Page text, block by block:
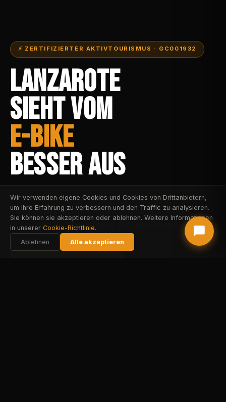
⚡ ZERTIFIZIERTER AKTIVTOURISMUS · GC001932
LANZAROTE
SIEHT VOM
E-BIKE
BESSER AUS
Geführte E-Bike-Touren durch die spektakulärsten
Vulkanlandschaften der Kanarischen Inseln. Ohne
Anstrengung. Ohne Grenzen. Für jedes Niveau.
Wir verwenden eigene Cookies und Cookies von Drittanbietern,
um Ihre Erfahrung zu verbessern und den Traffic zu analysieren.
Sie können sie akzeptieren oder ablehnen. Weitere Informationen
in unserer Cookie-Richtlinie.
Ablehnen
Alle akzeptieren